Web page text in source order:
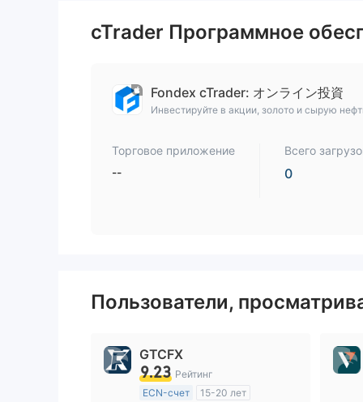
позиции.
ся с
cTrader Программное
Fondex cTrader: オンライン投資
Инвестируйте в акции, золото и сырую
Торговое приложение
--
Всего
0
Пользователи,
GTCFX
9.23 Рейтинг
ECN-счет
15-20 лет